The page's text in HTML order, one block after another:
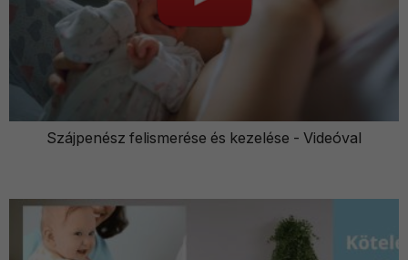
Szájpenész felismerése és kezelése - Videóval